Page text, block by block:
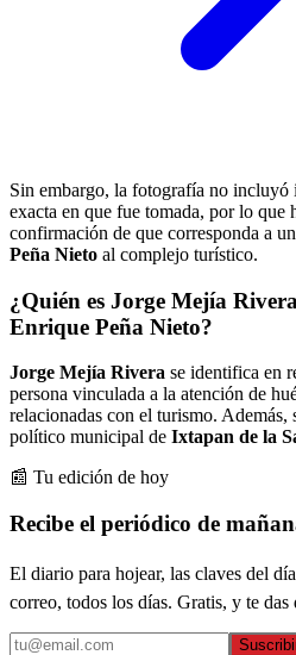
Sin embargo, la fotografía no incluyó
exacta en que fue tomada, por lo que
confirmación de que corresponda a
Peña Nieto al complejo turístico.
¿Quién es Jorge Mejía
Enrique Peña Nieto?
Jorge Mejía Rivera se identifica en
persona vinculada a la atención de
relacionadas con el turismo. Además,
político municipal de Ixtapan de la
📰 Tu edición de hoy
Recibe el periódico de
El diario para hojear, las claves del
correo, todos los días. Gratis, y te